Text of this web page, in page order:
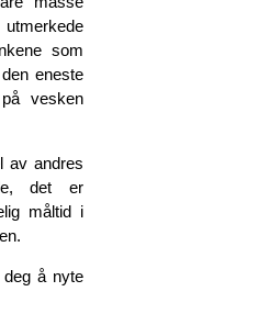
som
eneste
vesken
av andres
det er
måltid i
å nyte